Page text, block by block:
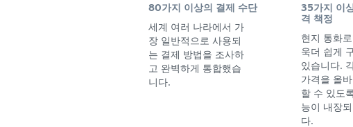
80가지 이상의 결제 수단
세계 여러 나라에서 가
장 일반적으로 사용되
는 결제 방법을 조사하
고 완벽하게 통합했습
니다.
35가지 이
격 책정
현지 통화
욱더 쉽게
있습니다.
가격을 올
할 수 있도
능이 내장
다.